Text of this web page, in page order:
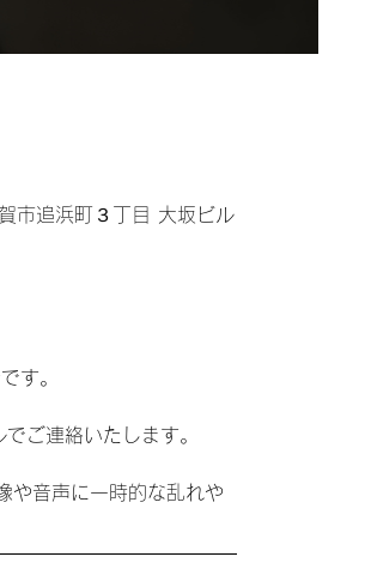
市追浜町３丁目 大坂ビル
す。
ご連絡いたします。
や音声に一時的な乱れや